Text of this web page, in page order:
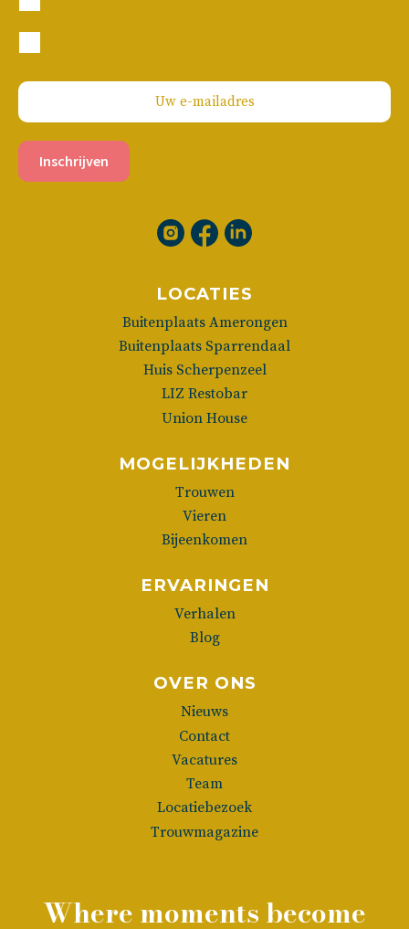
Inschrijven
LOCATIES
Buitenplaats Amerongen
Buitenplaats Sparrendaal
Huis Scherpenzeel
LIZ Restobar
Union House
MOGELIJKHEDEN
Trouwen
Vieren
Bijeenkomen
ERVARINGEN
Verhalen
Blog
OVER ONS
Nieuws
Contact
Vacatures
Team
Locatiebezoek
Trouwmagazine
Where moments become